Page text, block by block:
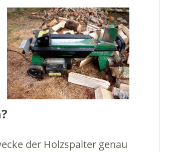
der Holzspalter genau